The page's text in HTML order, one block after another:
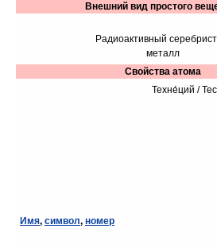
Внешний вид простого
Радиоактивный
металл
Свойства атома
Имя, символ, номер
Техне́ций /